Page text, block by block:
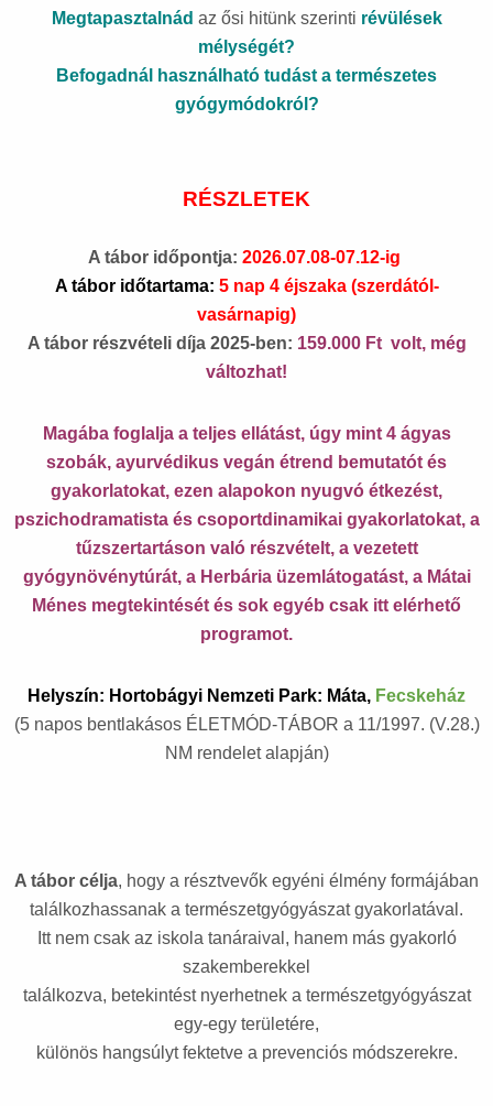
Megtapasztalnád az ősi hitünk szerinti révülések
mélységét?
Befogadnál használható tudást a természetes
gyógymódokról?
RÉSZLETEK
A tábor időpontja: 2026.07.08-07.12-ig
A tábor időtartama: 5 nap 4 éjszaka (szerdától-
vasárnapig)
A tábor részvételi díja 2025-ben: 159.000 Ft volt, még
változhat!
Magába foglalja a teljes ellátást, úgy mint 4 ágyas
szobák, ayurvédikus vegán étrend bemutatót és
gyakorlatokat, ezen alapokon nyugvó étkezést,
pszichodramatista és csoportdinamikai gyakorlatokat, a
tűzszertartáson való részvételt, a vezetett
gyógynövénytúrát, a Herbária üzemlátogatást, a Mátai
Ménes megtekintését és sok egyéb csak itt elérhető
programot.
Helyszín: Hortobágyi Nemzeti Park: Máta, Fecskeház
(5 napos bentlakásos ÉLETMÓD-TÁBOR a 11/1997. (V.28.)
NM rendelet alapján)
A tábor célja, hogy a résztvevők egyéni élmény formájában
találkozhassanak a természetgyógyászat gyakorlatával.
Itt nem csak az iskola tanáraival, hanem más gyakorló
szakemberekkel
találkozva, betekintést nyerhetnek a természetgyógyászat
egy-egy területére,
különös hangsúlyt fektetve a prevenciós módszerekre.